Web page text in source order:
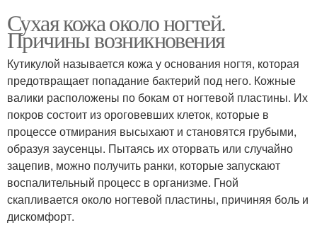
Сухая кожа около ногтей.
Причины возникновения
Кутикулой называется кожа у основания ногтя, которая
предотвращает попадание бактерий под него. Кожные
валики расположены по бокам от ногтевой пластины. Их
покров состоит из ороговевших клеток, которые в
процессе отмирания высыхают и становятся грубыми,
образуя заусенцы. Пытаясь их оторвать или случайно
зацепив, можно получить ранки, которые запускают
воспалительный процесс в организме. Гной
скапливается около ногтевой пластины, причиняя боль и
дискомфорт.